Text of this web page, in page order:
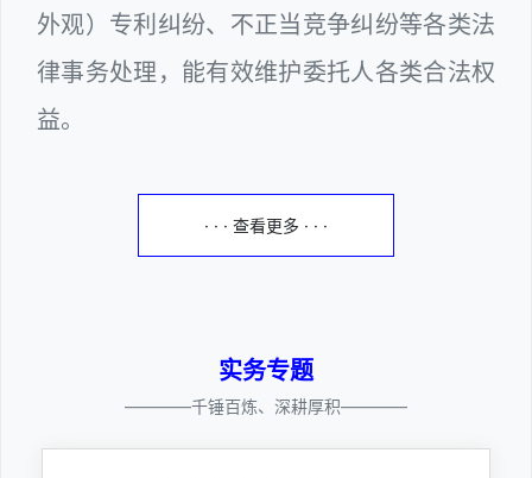
外观）专利纠纷、不正当竞争纠纷等各类法
律事务处理，能有效维护委托人各类合法权
益。
· · · 查看更多 · · ·
实务专题
————千锤百炼、深耕厚积————